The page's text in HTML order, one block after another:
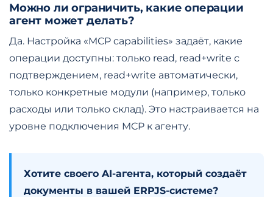
Можно ли ограничить, какие операции
агент может делать?
Да. Настройка «MCP capabilities» задаёт, какие
операции доступны: только read, read+write с
подтверждением, read+write автоматически,
только конкретные модули (например, только
расходы или только склад). Это настраивается на
уровне подключения MCP к агенту.
Хотите своего AI-агента, который создаёт
документы в вашей ERPJS-системе?